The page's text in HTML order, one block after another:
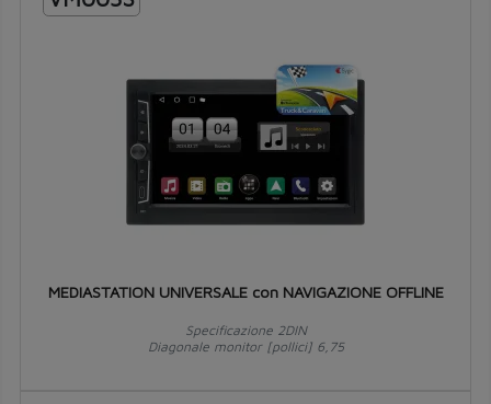
MEDIASTATION UNIVERSALE con NAVIGAZIONE OFFLINE
Specificazione 2DIN
Diagonale monitor [pollici] 6,75